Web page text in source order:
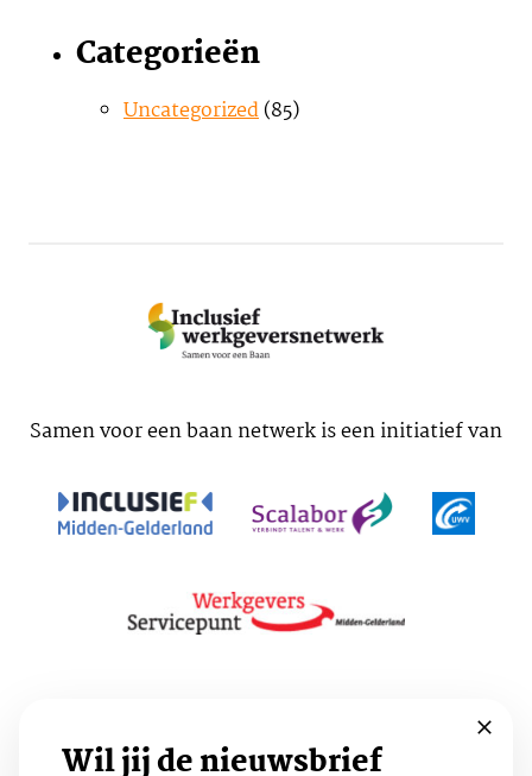
Categorieën
Uncategorized(85)
Samen voor een baan netwerk is een initiatief van
Wil jij de nieuwsbrief